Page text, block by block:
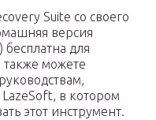
Suite со своего
версия
для
также можете
в котором
этот инструмент.